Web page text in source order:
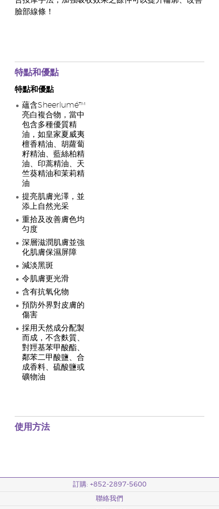
臉部線條！
特點和優點
特點和優點
蘊含Sheerlumé™
亮白複合物，當中
包含多種優質精
油，如皇家夏威夷
檀香精油、胡蘿蔔
籽精油、藍絲柏精
油、印蒿精油、天
竺葵精油和茉莉精
油
提亮肌膚光澤，並
添上自然光采
重拾及改善膚色均
匀度
深層滋潤肌膚並強
化肌膚保濕屏障
減淡黑斑
令肌膚更光滑
含有抗氧化物
預防外界對皮膚的
傷害
採用天然成分配製
而成，不含麩質、
對羥基苯甲酸酯、
鄰苯二甲酸鹽、合
成香料、硫酸鹽或
礦物油
使用方法
訂購: +852-2897-5600
聯絡我們